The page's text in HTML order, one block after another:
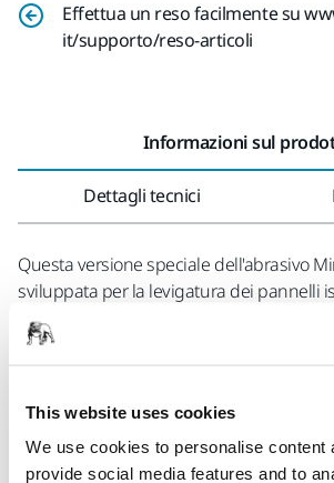
This website uses cookies
We use cookies to personalise content
provide social media features and to
Effettua un reso facilmente su
it/supporto/reso-articoli
Informazioni sul
Dettagli tecnici
Questa versione speciale dell'abrasivo
sviluppata per la levigatura dei pannelli
polistirene. Grazie alla nuova foratura
assicura risultati eccellenti in maniera
ottimizzato di granuli, cosparsi con una
precisione che assicura lunga durata e
al supporto di carta extra-flessibile.